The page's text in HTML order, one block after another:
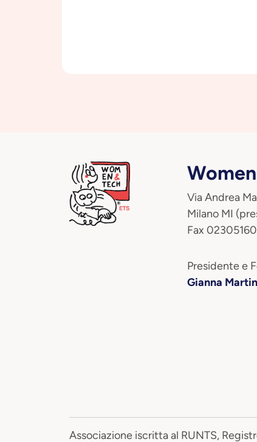
Via Andrea
Milano MI
Fax
Presidente e
Gianna
Associazione iscritta al RUNTS,